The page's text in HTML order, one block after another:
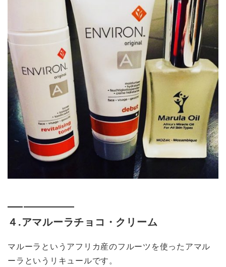
４.アマルーラチョコ・クリーム
マルーラというアフリカ産のフルーツを使ったアマル
ーラというリキュールです。